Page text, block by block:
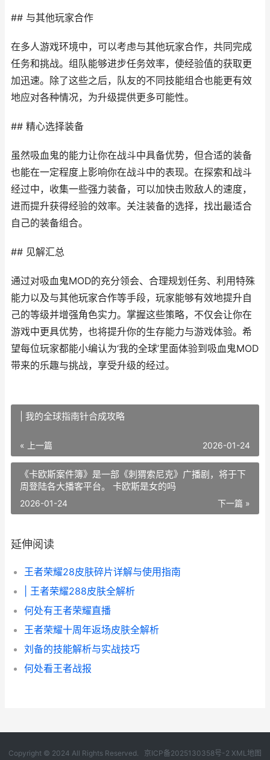
## 与其他玩家合作
在多人游戏环境中，可以考虑与其他玩家合作，共同完成
任务和挑战。组队能够进步任务效率，使经验值的获取更
加迅速。除了这些之后，队友的不同技能组合也能更有效
地应对各种情况，为升级提供更多可能性。
## 精心选择装备
虽然吸血鬼的能力让你在战斗中具备优势，但合适的装备
也能在一定程度上影响你在战斗中的表现。在探索和战斗
经过中，收集一些强力装备，可以加快击败敌人的速度，
进而提升获得经验的效率。关注装备的选择，找出最适合
自己的装备组合。
## 见解汇总
通过对吸血鬼MOD的充分领会、合理规划任务、利用特殊
能力以及与其他玩家合作等手段，玩家能够有效地提升自
己的等级并增强角色实力。掌握这些策略，不仅会让你在
游戏中更具优势，也将提升你的生存能力与游戏体验。希
望每位玩家都能小编认为‘我的全球’里面体验到吸血鬼MOD
带来的乐趣与挑战，享受升级的经过。
| 我的全球指南针合成攻略
« 上一篇 2026-01-24
《卡欧斯案件簿》是一部《刺猬索尼克》广播剧，将于下
周登陆各大播客平台。 卡欧斯是女的吗
下一篇 »
2026-01-24
延伸阅读
王者荣耀28皮肤碎片详解与使用指南
| 王者荣耀288皮肤全解析
何处有王者荣耀直播
王者荣耀十周年返场皮肤全解析
刘备的技能解析与实战技巧
何处看王者战报
Copyright © 2024 All Rights Reserved. 京ICP备2025130358号-2 XML地图